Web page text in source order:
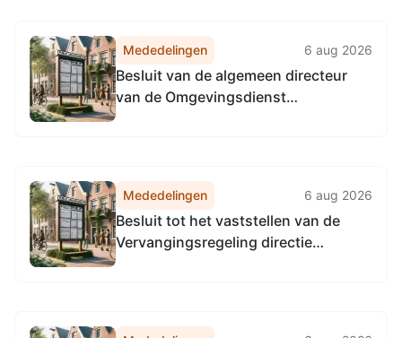
2026, tot het vaststellen van de
Vervangingsregeling directie
Accountmanagement &
Bedrijfsvoering Omgevingsdienst...
Mededelingen 6 aug 2026
Besluit van de algemeen directeur
van de Omgevingsdienst
directeur Omgevingsdienst
Noordzeekanaalgebied
Mededelingen 6 aug 2026
Besluit tot het vaststellen van de
Vervangingsregeling directie